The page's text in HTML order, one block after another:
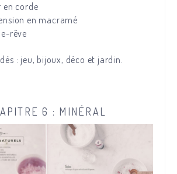
en corde
en macramé
rêve
: jeu, bijoux, déco et jardin.
6 : MINÉRAL